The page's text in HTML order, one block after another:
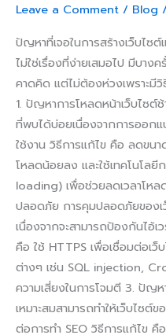
Leave a Comment / Blog
ปัญหาที่เจอในการสร้างเว็บไซ
ไม่ใช่เรื่องที่ง่ายเสมอไป มีบาง
คาดคิด แต่ไม่ต้องห่วงเพราะมีวิ
1. ปัญหาการโหลดหน้าเว็บไซต์
ที่พบได้บ่อยเนื่องจากการออกแ
ใช้งาน วิธีการแก้ไข คือ ลดขนา
โหลดน้อยลง และใช้เทคโนโล
loading) เพื่อช่วยลดเวลาโห
ปลอดภัย การคุมปลอดภัยของ
เนื่องจากจะสามารถป้องกันไอ้
คือ ใช้ HTTPS เพื่อเชื่อมต่อเ
ต่างๆ เช่น SQL injection,
ความเสี่ยงในการโจมตี 3. ปัญ
เหมาะสมสามารถทำให้เว็บไซ
ต่อการทำ SEO วิธีการแก้ไข คื